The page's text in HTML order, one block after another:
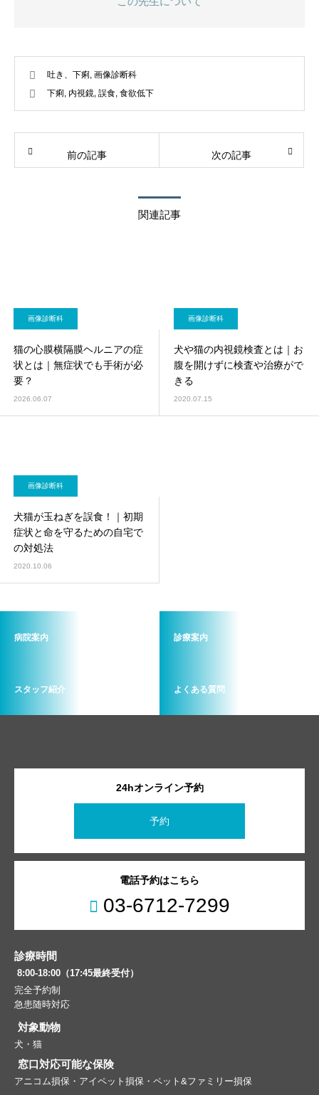
吐き、下痢, 画像診断科
下痢, 内視鏡, 誤食, 食欲低下
前の記事 次の記事
関連記事
画像診断科
猫の心膜横隔膜ヘルニアの症
状とは｜無症状でも手術が必
要？
2026.06.07
画像診断科
犬や猫の内視鏡検査とは｜お
腹を開けずに検査や治療がで
きる
2020.07.15
画像診断科
犬猫が玉ねぎを誤食！｜初期
症状と命を守るための自宅で
の対処法
2020.10.06
病院案内 診療案内
スタッフ紹介 よくある質問
24hオンライン予約
予約
電話予約はこちら
03-6712-7299
診療時間
8:00-18:00（17:45最終受付）
完全予約制
急患随時対応
対象動物
犬・猫
窓口対応可能な保険
アニコム損保・アイペット損保・ペット&ファミリー損保